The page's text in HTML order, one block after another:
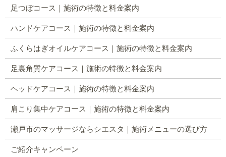
足つぼコース｜施術の特徴と料金案内
ハンドケアコース｜施術の特徴と料金案内
ふくらはぎオイルケアコース｜施術の特徴と料金案内
足裏角質ケアコース｜施術の特徴と料金案内
ヘッドケアコース｜施術の特徴と料金案内
肩こり集中ケアコース｜施術の特徴と料金案内
瀬戸市のマッサージならシエスタ｜施術メニューの選び方
ご紹介キャンペーン